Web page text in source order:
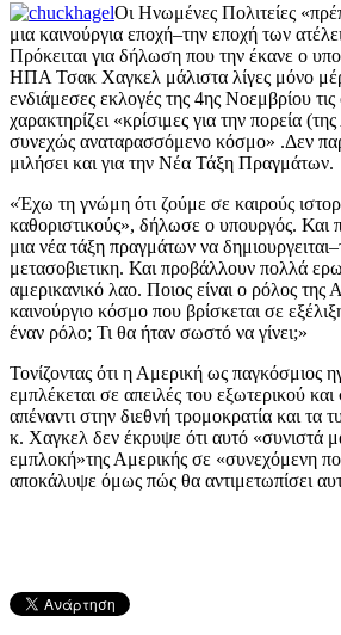
Οι Ηνωμένες Πολιτείες
μια καινούργια εποχή–την εποχή των
Πρόκειται για δήλωση που την έκανε ο
ΗΠΑ Τσακ Χαγκελ μάλιστα λίγες μόνο
ενδιάμεσες εκλογές της 4ης Νοεμβρίου
χαρακτηρίζει «κρίσιμες για την πορεία
συνεχώς αναταρασσόμενο κόσμο» .Δεν
μιλήσει και για την Νέα Τάξη Πραγμάτων.
«Έχω τη γνώμη ότι ζούμε σε καιρούς
καθοριστικούς», δήλωσε ο υπουργός.
μια νέα τάξη πραγμάτων να
μετασοβιετικη. Και προβάλλουν πολλά
αμερικανικό λαο. Ποιος είναι ο ρόλος της
καινούργιο κόσμο που βρίσκεται σε
έναν ρόλο; Τι θα ήταν σωστό να γίνει;»
Τονίζοντας ότι η Αμερική ως παγκόσμιος
εμπλέκεται σε απειλές του εξωτερικού
απέναντι στην διεθνή τρομοκρατία και τα
κ. Χαγκελ δεν έκρυψε ότι αυτό «συνιστά
εμπλοκή»της Αμερικής σε «συνεχόμενη
αποκάλυψε όμως πώς θα αντιμετωπίσει